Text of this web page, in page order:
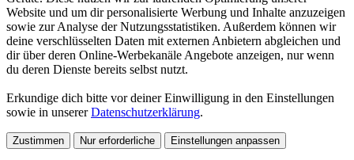
Website und um dir personalisierte Werbung und Inhalte anzuzeigen
sowie zur Analyse der Nutzungsstatistiken. Außerdem können wir
deine verschlüsselten Daten mit externen Anbietern abgleichen und
dir über deren Online-Werbekanäle Angebote anzeigen, nur wenn
du deren Dienste bereits selbst nutzt.
Erkundige dich bitte vor deiner Einwilligung in den Einstellungen
sowie in unsererDatenschutzerklärung.
Zustimmen Nur erforderliche Einstellungen anpassen